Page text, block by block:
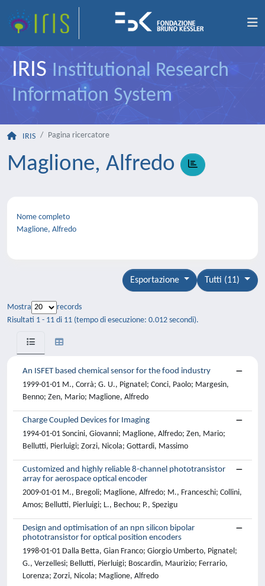
IRIS Institutional Research
Information System
IRIS Pagina ricercatore
Maglione, Alfredo
Nome completo
Maglione, Alfredo
Tutti (11)
Esportazione
Mostra
records
Risultati 1 - 11 di 11 (tempo di esecuzione: 0.012 secondi).
An ISFET based chemical sensor for the food industry
1999-01-01 M., Corrà; G. U., Pignatel; Conci, Paolo; Margesin,
Benno; Zen, Mario; Maglione, Alfredo
Charge Coupled Devices for Imaging
1994-01-01 Soncini, Giovanni; Maglione, Alfredo; Zen, Mario;
Bellutti, Pierluigi; Zorzi, Nicola; Gottardi, Massimo
Customized and highly reliable 8-channel phototransistor
array for aerospace optical encoder
2009-01-01 M., Bregoli; Maglione, Alfredo; M., Franceschi; Collini,
Amos; Bellutti, Pierluigi; L., Bechou; P., Spezigu
Design and optimisation of an npn silicon bipolar
phototransistor for optical position encoders
1998-01-01 Dalla Betta, Gian Franco; Giorgio Umberto, Pignatel;
G., Verzellesi; Bellutti, Pierluigi; Boscardin, Maurizio; Ferrario,
Lorenza; Zorzi, Nicola; Maglione, Alfredo